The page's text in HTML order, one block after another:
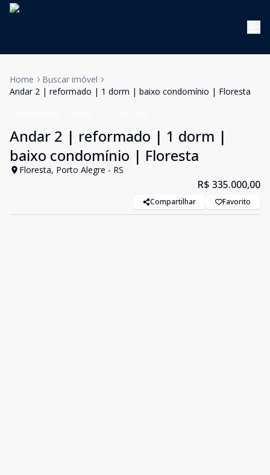
Home
Buscar imóvel
Andar 2 | reformado | 1 dorm | baixo condomínio | Floresta
Andar 2 | reformado | 1 dorm |
baixo condomínio | Floresta
Floresta, Porto Alegre - RS
R$ 335.000,00
Compartilhar Favorito